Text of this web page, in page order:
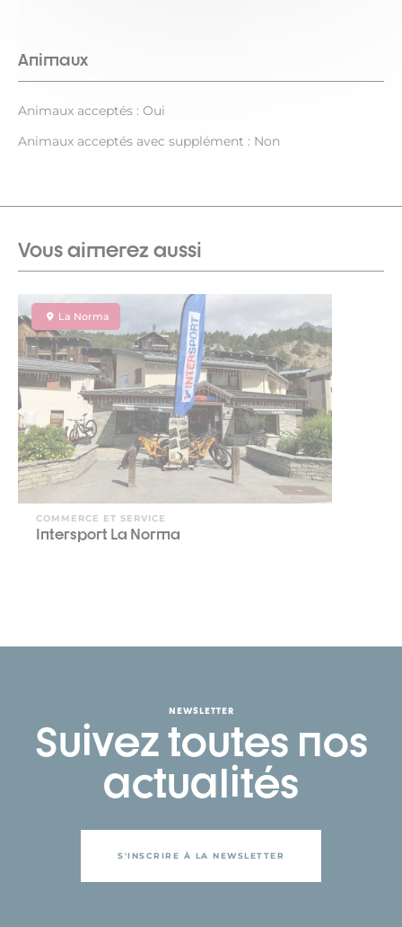
Animaux
Animaux acceptés : Oui
Animaux acceptés avec supplément : Non
Vous aimerez aussi
La Norma
COMMERCE ET SERVICE
Intersport La Norma
NEWSLETTER
Suivez toutes nos
actualités
S'INSCRIRE À LA NEWSLETTER